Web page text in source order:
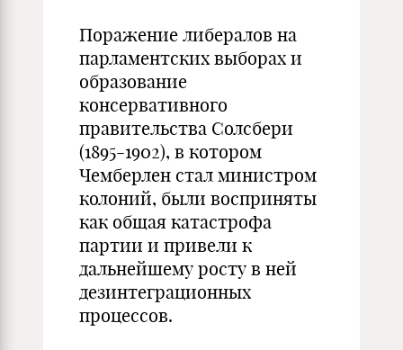
Поражение либералов на
парламентских выборах и
образование
консервативного
правительства Солсбери
(1895-1902), в котором
Чемберлен стал министром
колоний, были восприняты
как общая катастрофа
партии и привели к
дальнейшему росту в ней
дезинтеграционных
процессов.